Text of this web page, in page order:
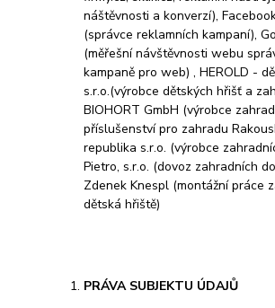
náštěvnosti a konverzí),
(správce reklamních kampaní),
(měřešní návštěvnosti webu
kampaně pro web) , HEROLD -
s.r.o.(výrobce dětských hřišť a
BIOHORT GmbH (výrobce
příslušenství pro zahradu
republika s.r.o. (výrobce
Pietro, s.r.o. (dovoz zahradních
Zdenek Knespl (montážní práce
dětská hřiště)
PRÁVA SUBJEKTU ÚDAJŮ